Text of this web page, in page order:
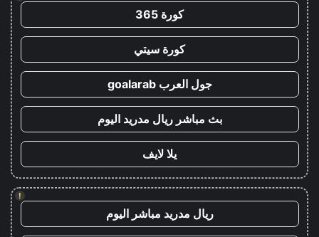
كورة 365
كورة سيتي
جول العرب goalarab
بث مباشر ريال مدريد اليوم
يلا لايف
!
ريال مدريد مباشر اليوم